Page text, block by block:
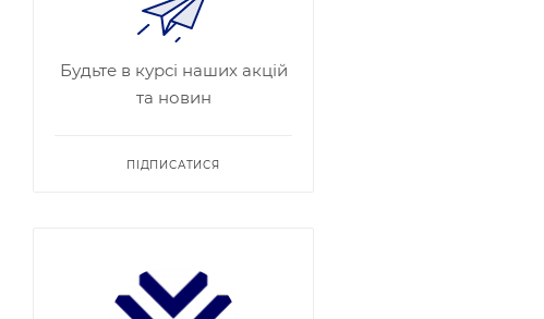
Будьте в курсі наших акцій
та новин
ПІДПИСАТИСЯ